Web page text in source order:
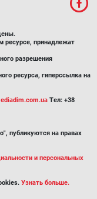
ресурсе, принадлежат
разрешения
ресурса, гиперссылка на
Тел: +38
публикуются на правах
и персональных
Узнать больше.